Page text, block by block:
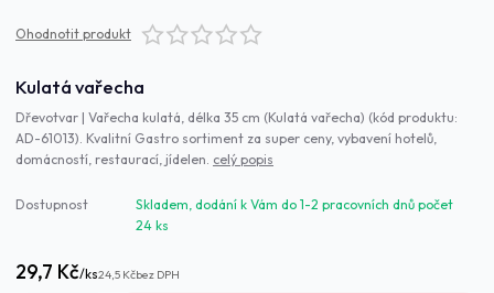
Ohodnotit produkt
Kulatá vařecha
Dřevotvar | Vařecha kulatá, délka 35 cm (Kulatá vařecha) (kód produktu:
AD-61013). Kvalitní Gastro sortiment za super ceny, vybavení hotelů,
domácností, restaurací, jídelen. celý popis
Dostupnost
Skladem, dodání k Vám do 1-2 pracovních dnů počet
24 ks
29,7 Kč/ks24,5 Kčbez DPH